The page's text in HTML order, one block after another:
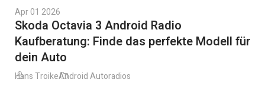
Apr 01 2026
Skoda Octavia 3 Android Radio
Kaufberatung: Finde das perfekte Modell für
dein Auto
Hans TroikeAndroid Autoradios